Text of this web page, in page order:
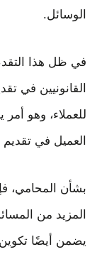
الوسائل.
في ظل هذا
القانونيين في
للعملاء، وهو
العميل في
بشأن المحامي،
المزيد من
يضمن أيضًا